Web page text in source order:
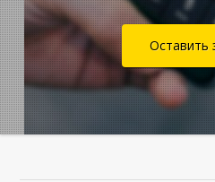
Оставить